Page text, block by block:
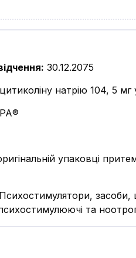
: 30.12.2075
натрію 104, 5
упаковці
Психостимулятори, засоби,
та